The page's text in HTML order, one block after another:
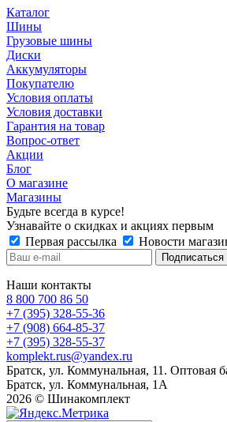
Каталог
Шины
Грузовые шины
Диски
Аккумуляторы
Покупателю
Условия оплаты
Условия доставки
Гарантия на товар
Вопрос-ответ
Акции
Блог
О магазине
Магазины
Будьте всегда в курсе!
Узнавайте о скидках и акциях первым
Первая рассылка
Новости
Наши контакты
8 800 700 86 50
+7 (395) 328-55-36
+7 (908) 664-85-37
+7 (395) 328-55-37
komplekt.rus@yandex.ru
Братск, ул. Коммунальная, 11. Оптовая
Братск, ул. Коммунальная, 1А
2026 © Шинакомплект